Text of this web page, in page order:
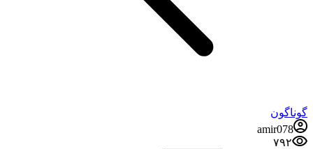
گوناگون
amir078
۷۹۲